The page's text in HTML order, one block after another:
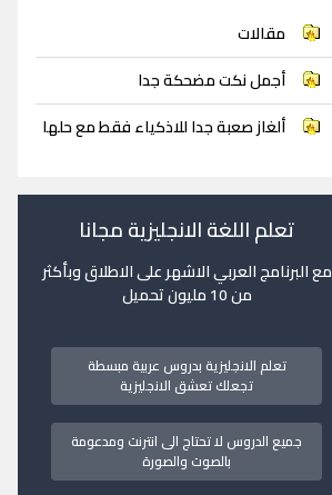
مقالات
أجمل نكت مضحكة جدا
ألغاز صعبة جدا للاذكياء فقط مع حلها
تعلم اللغة الانجليزية مجانا
مع البرنامج العربي الاشهر على الاطلاق وبأكثر
من 10 مليون تحميل
تعلم الانجليزية بدروس عربية مبسطة
تجعلك تعشق الانجليزية
جميع الدروس لا تحتاج الى انترنت ومدعومة
بالصوت والصورة